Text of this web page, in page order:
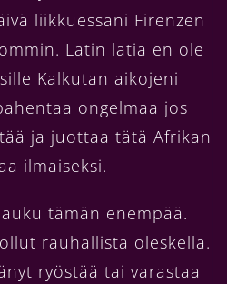
liikkuessani Firenzen
Latin latia en ole
Kalkutan aikojeni
ongelmaa jos
ja juottaa tätä Afrikan
ilmaiseksi.
tämän enempää.
rauhallista oleskella.
ryöstää tai varastaa